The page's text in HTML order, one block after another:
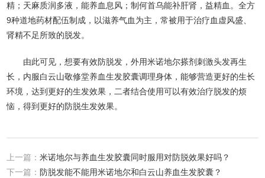
精；天麻质润多液，能养血息风；制何首乌能补肝肾，益精血。全方
9种道地药材配伍制成，以滋养气血为主，常被用于治疗血虚风盛、
肾精不足所致的脱发。
由此可见，想要有效防脱发，外用米诺地尔搽剂刺激头发再生
长，内服白云山敬修堂养血生发胶囊调理身体，能够营造更好的生长
环境，达到更好的生发效果，二者结合使用可以有效治疗脱发的烦
恼，得到更好的防脱生发效果。
上一篇：米诺地尔与养血生发胶囊同时服用对防脱效果好吗？
下一篇： 防脱发能不能用米诺地尔和白云山养血生发胶囊？